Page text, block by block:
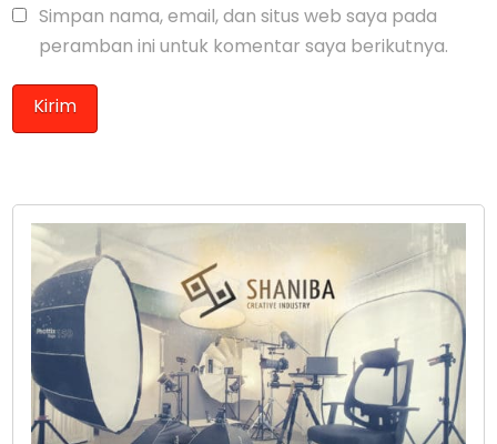
Simpan nama, email, dan situs web saya pada
peramban ini untuk komentar saya berikutnya.